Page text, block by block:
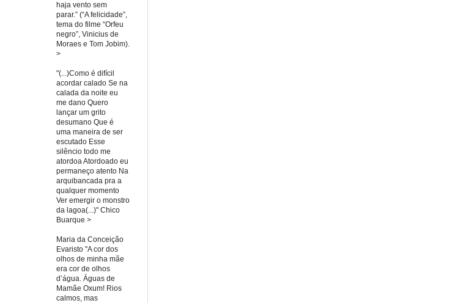
haja vento sem
parar.” (“A felicidade”,
tema do filme “Orfeu
negro”, Vinicius de
Moraes e Tom Jobim).
>
"(...)Como é difícil
acordar calado Se na
calada da noite eu
me dano Quero
lançar um grito
desumano Que é
uma maneira de ser
escutado Esse
silêncio todo me
atordoa Atordoado eu
permaneço atento Na
arquibancada pra a
qualquer momento
Ver emergir o monstro
da lagoa(...)" Chico
Buarque >
Maria da Conceição
Evaristo "A cor dos
olhos de minha mãe
era cor de olhos
d’água. Águas de
Mamãe Oxum! Rios
calmos, mas